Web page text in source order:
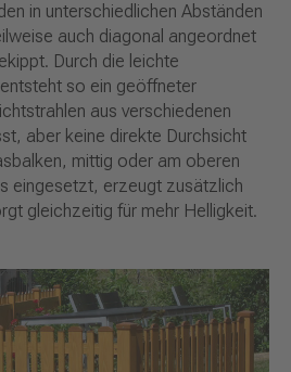
in unterschiedlichen Abständen
auch diagonal angeordnet
Durch die leichte
so ein geöffneter
aus verschiedenen
aber keine direkte Durchsicht
mittig oder am oberen
eingesetzt, erzeugt zusätzlich
gleichzeitig für mehr Helligkeit.